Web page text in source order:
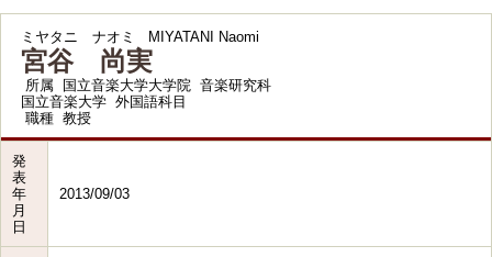
ミヤタニ ナオミ MIYATANI Naomi
宮谷 尚実
所属
国立音楽大学大学院 音楽研究科
国立音楽大学 外国語科目
職種 教授
発
表
年
月
日
2013/09/03